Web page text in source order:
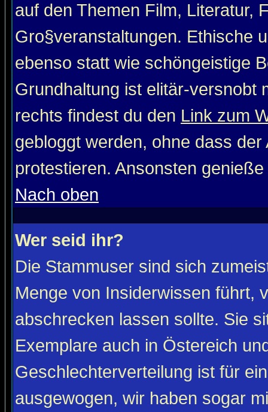
auf den Themen Film, Literatur,
Gro§veranstaltungen. Ethische
ebenso statt wie schöngeistige
Grundhaltung ist elitär-versnobt
rechts findest du den Link zum
gebloggt werden, ohne dass
protestieren. Ansonsten
Nach oben
Wer seid ihr?
Die Stammuser sind sich
Menge von Insiderwissen führt,
abschrecken lassen sollte. Sie
Exemplare auch in Östereich
Geschlechterverteilung ist für
ausgewogen, wir haben sogar